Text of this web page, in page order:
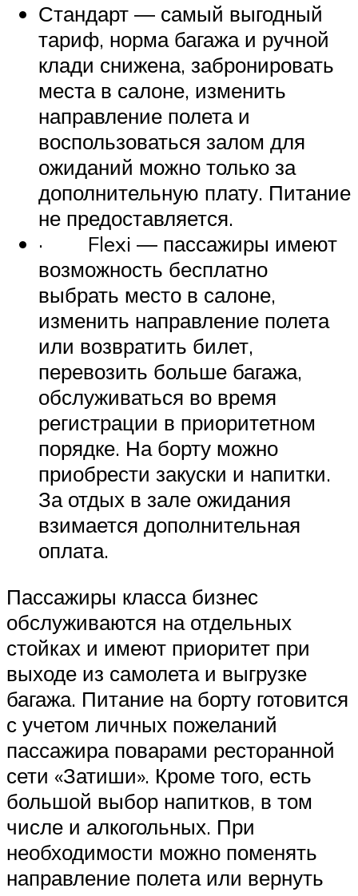
Стандарт ― самый выгодный
тариф, норма багажа и ручной
клади снижена, забронировать
места в салоне, изменить
направление полета и
воспользоваться залом для
ожиданий можно только за
дополнительную плату. Питание
не предоставляется.
· Flexi ― пассажиры имеют
возможность бесплатно
выбрать место в салоне,
изменить направление полета
или возвратить билет,
перевозить больше багажа,
обслуживаться во время
регистрации в приоритетном
порядке. На борту можно
приобрести закуски и напитки.
За отдых в зале ожидания
взимается дополнительная
оплата.
Пассажиры класса бизнес
обслуживаются на отдельных
стойках и имеют приоритет при
выходе из самолета и выгрузке
багажа. Питание на борту готовится
с учетом личных пожеланий
пассажира поварами ресторанной
сети «Затиши». Кроме того, есть
большой выбор напитков, в том
числе и алкогольных. При
необходимости можно поменять
направление полета или вернуть